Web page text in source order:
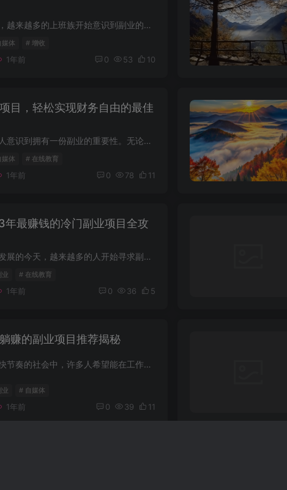
在现代社会，越来越多的上班族开始意识到副业的重要性。除了提升个人收入，适合的副业项目还能帮助我们拓展技能、积累经验。本文将为广大上班族推荐几个真实、可行的副业项目，帮助你轻松增收。...
体 # 增收
1年前 0 53 10
目，轻松实现财务自由的最佳
越来越多的人意识到拥有一份副业的重要性。无论是为了增加收入，还是为了追求兴趣，选择一个合适的副业项目都能为我们带来意想不到的收获。本文将为您介绍一些百万副业项目，帮助您轻松实现财务...
体 # 在线教育
1年前 0 78 11
最赚钱的冷门副业项目全攻
在经济快速发展的今天，越来越多的人开始寻求副业，以增加收入来源。尤其是一些冷门副业项目，因其竞争较小，潜力巨大，成为了许多人的新选择。本文将为你揭秘2023年最赚钱的冷门副业项目，助你...
# 在线教育
1年前 0 36 5
赚的副业项目推荐揭秘
在如今这个快节奏的社会中，许多人希望能在工作之余找到适合自己的副业项目，以增加收入或实现自己的梦想。本文将为大家推荐几个适合在家轻松进行的副业项目，让你在舒适的环境中也能赚取可观的...
# 自媒体
1年前 0 39 11